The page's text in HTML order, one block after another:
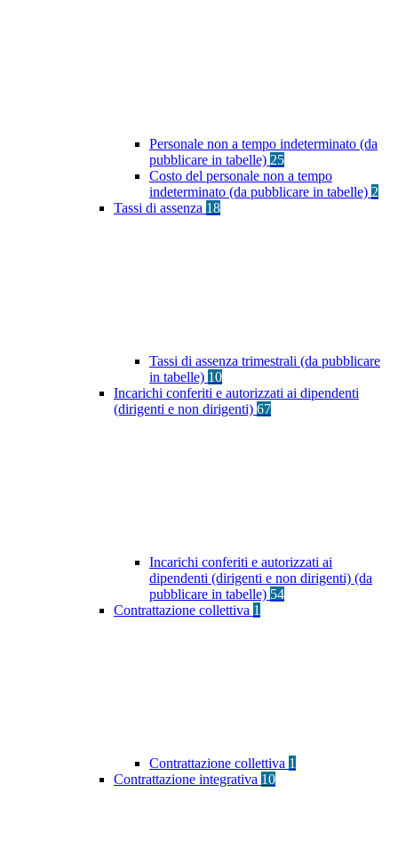
Personale non a tempo indeterminato (da
pubblicare in tabelle) 25
Costo del personale non a tempo
indeterminato (da pubblicare in tabelle) 2
Tassi di assenza 18
Tassi di assenza trimestrali (da pubblicare
in tabelle) 10
Incarichi conferiti e autorizzati ai dipendenti
(dirigenti e non dirigenti) 67
Incarichi conferiti e autorizzati ai
dipendenti (dirigenti e non dirigenti) (da
pubblicare in tabelle) 54
Contrattazione collettiva 1
Contrattazione collettiva 1
Contrattazione integrativa 10